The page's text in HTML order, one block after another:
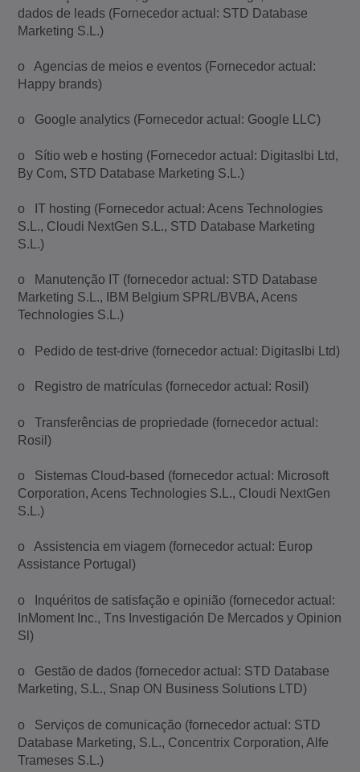
dados de leads (Fornecedor actual: STD Database
Marketing S.L.)
o Agencias de meios e eventos (Fornecedor actual:
Happy brands)
o Google analytics (Fornecedor actual: Google LLC)
o Sítio web e hosting (Fornecedor actual: Digitaslbi Ltd,
By Com, STD Database Marketing S.L.)
o IT hosting (Fornecedor actual: Acens Technologies
S.L., Cloudi NextGen S.L., STD Database Marketing
S.L.)
o Manutenção IT (fornecedor actual: STD Database
Marketing S.L., IBM Belgium SPRL/BVBA, Acens
Technologies S.L.)
o Pedido de test-drive (fornecedor actual: Digitaslbi Ltd)
o Registro de matrículas (fornecedor actual: Rosil)
o Transferências de propriedade (fornecedor actual:
Rosil)
o Sistemas Cloud-based (fornecedor actual: Microsoft
Corporation, Acens Technologies S.L., Cloudi NextGen
S.L.)
o Assistencia em viagem (fornecedor actual: Europ
Assistance Portugal)
o Inquéritos de satisfação e opinião (fornecedor actual:
InMoment Inc., Tns Investigación De Mercados y Opinion
Sl)
o Gestão de dados (fornecedor actual: STD Database
Marketing, S.L., Snap ON Business Solutions LTD)
o Serviços de comunicação (fornecedor actual: STD
Database Marketing, S.L., Concentrix Corporation, Alfe
Trameses S.L.)